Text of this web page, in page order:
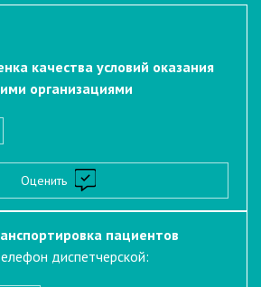
качества условий оказания
организациями
Оценить
пациентов
диспетчерской: